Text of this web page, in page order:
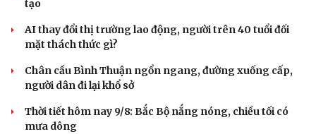
Văn hóa
Sân khấu - Điện ảnh
Văn học
Di sản
Nghệ sĩ
tạo
AI thay đổi thị trường lao động, người trên 40 tuổi đối
mặt thách thức gì?
Chân cầu Bình Thuận ngổn ngang, đường xuống cấp,
người dân đi lại khổ sở
Thời tiết hôm nay 9/8: Bắc Bộ nắng nóng, chiều tối có
mưa dông